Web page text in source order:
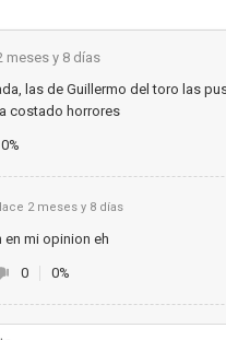
meses y 8 días
las de Guillermo del toro las
costado horrores
0%
2 meses y 8 días
en mi opinion eh
0 0%